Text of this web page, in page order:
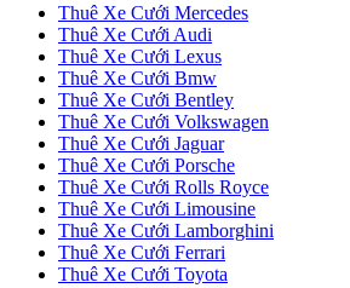
Thuê Xe Cưới Mercedes
Thuê Xe Cưới Audi
Thuê Xe Cưới Lexus
Thuê Xe Cưới Bmw
Thuê Xe Cưới Bentley
Thuê Xe Cưới Volkswagen
Thuê Xe Cưới Jaguar
Thuê Xe Cưới Porsche
Thuê Xe Cưới Rolls Royce
Thuê Xe Cưới Limousine
Thuê Xe Cưới Lamborghini
Thuê Xe Cưới Ferrari
Thuê Xe Cưới Toyota